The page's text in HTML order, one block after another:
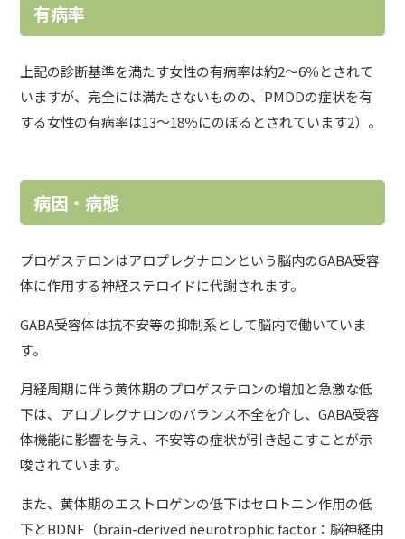
有病率
上記の診断基準を満たす女性の有病率は約2～6％とされて
いますが、完全には満たさないものの、PMDDの症状を有
する女性の有病率は13～18％にのぼるとされています2）。
病因・病態
プロゲステロンはアロプレグナロンという脳内のGABA受容
体に作用する神経ステロイドに代謝されます。
GABA受容体は抗不安等の抑制系として脳内で働いていま
す。
月経周期に伴う黄体期のプロゲステロンの増加と急激な低
下は、アロプレグナロンのバランス不全を介し、GABA受容
体機能に影響を与え、不安等の症状が引き起こすことが示
唆されています。
また、黄体期のエストロゲンの低下はセロトニン作用の低
下とBDNF（brain-derived neurotrophic factor：脳神経由